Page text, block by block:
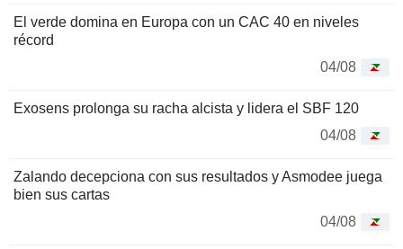
El verde domina en Europa con un CAC 40 en niveles
récord
04/08
Exosens prolonga su racha alcista y lidera el SBF 120
04/08
Zalando decepciona con sus resultados y Asmodee juega
bien sus cartas
04/08